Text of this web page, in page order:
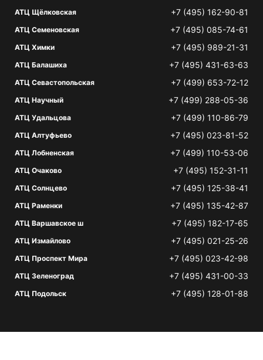
АТЦ Щёлковская +7 (495) 162-90-81
АТЦ Семеновская +7 (495) 085-74-61
АТЦ Химки +7 (495) 989-21-31
АТЦ Балашиха +7 (495) 431-63-63
АТЦ Севастопольская +7 (499) 653-72-12
АТЦ Научный +7 (499) 288-05-36
АТЦ Удальцова +7 (499) 110-86-79
АТЦ Алтуфьево +7 (495) 023-81-52
АТЦ Лобненская +7 (499) 110-53-06
АТЦ Очаково +7 (495) 152-31-11
АТЦ Солнцево +7 (495) 125-38-41
АТЦ Раменки +7 (495) 135-42-87
АТЦ Варшавское ш +7 (495) 182-17-65
АТЦ Измайлово +7 (495) 021-25-26
АТЦ Проспект Мира +7 (495) 023-42-98
АТЦ Зеленоград +7 (495) 431-00-33
АТЦ Подольск +7 (495) 128-01-88